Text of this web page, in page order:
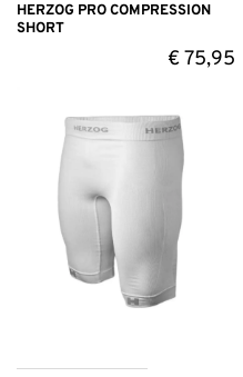
HERZOG PRO COMPRESSION
SHORT
€75,95